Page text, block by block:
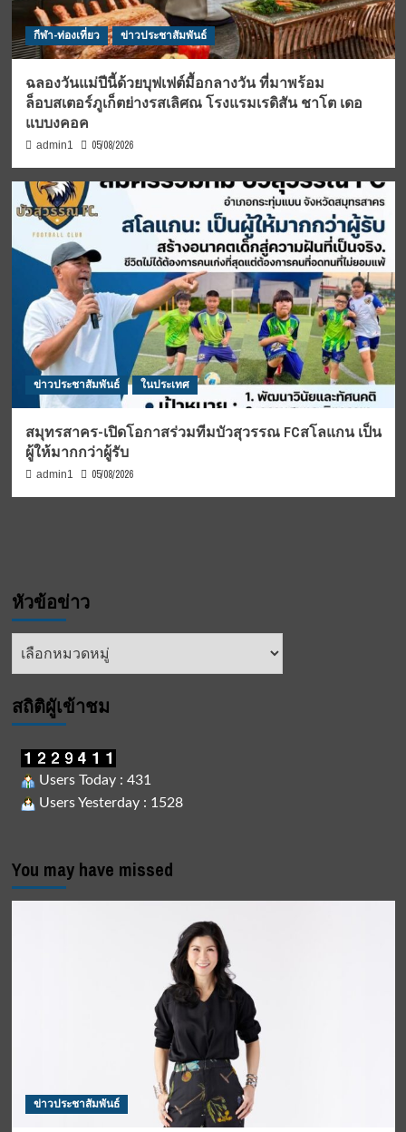
กีฬา-ท่องเที่ยว ข่าวประชาสัมพันธ์
ฉลองวันแม่ปีนี้ด้วยบุฟเฟต์มื้อกลางวัน ที่มาพร้อม
ล็อบสเตอร์ภูเก็ตย่างรสเลิศณ โรงแรมเรดิสัน ชาโต เดอ
แบบงคอค
admin1 05/08/2026
ข่าวประชาสัมพันธ์ ในประเทศ
สมุทรสาคร-เปิดโอกาสร่วมทีมบัวสุวรรณ FCสโลแกน เป็น
ผู้ให้มากกว่าผู้รับ
admin1 05/08/2026
หัวข้อข่าว
หัวข้อ
สถิติผูัเข้าชม
Users Today : 431
Users Yesterday : 1528
You may have missed
ข่าวประชาสัมพันธ์